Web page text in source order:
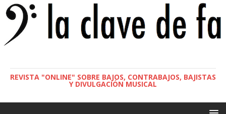
REVISTA "ONLINE" SOBRE BAJOS, CONTRABAJOS, BAJISTAS
Y DIVULGACIÓN MUSICAL